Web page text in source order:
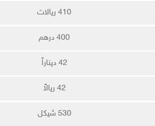
410 ريالات
400 درهم
42 ديناراً
42 ريالاً
530 شيكل